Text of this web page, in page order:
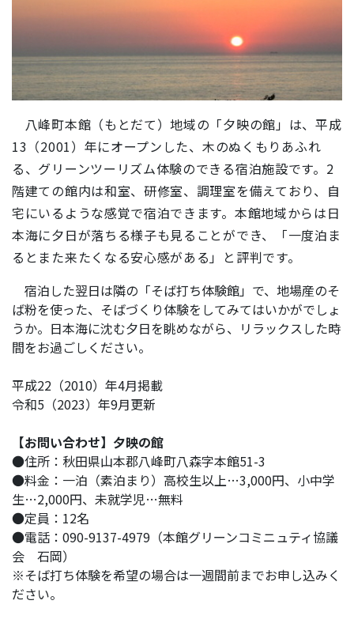
八峰町本館（もとだて）地域の「夕映の館」は、平成
13（2001）年にオープンした、木のぬくもりあふれ
る、グリーンツーリズム体験のできる宿泊施設です。2
階建ての館内は和室、研修室、調理室を備えており、自
宅にいるような感覚で宿泊できます。本館地域からは日
本海に夕日が落ちる様子も見ることができ、「一度泊ま
るとまた来たくなる安心感がある」と評判です。
宿泊した翌日は隣の「そば打ち体験館」で、地場産のそ
ば粉を使った、そばづくり体験をしてみてはいかがでしょ
うか。日本海に沈む夕日を眺めながら、リラックスした時
間をお過ごしください。
平成22（2010）年4月掲載
令和5（2023）年9月更新
【お問い合わせ】夕映の館
●住所：秋田県山本郡八峰町八森字本館51-3
●料金：一泊（素泊まり）高校生以上…3,000円、小中学
生…2,000円、未就学児…無料
●定員：12名
●電話：090-9137-4979（本館グリーンコミニュティ協議
会 石岡）
※そば打ち体験を希望の場合は一週間前までお申し込みく
ださい。